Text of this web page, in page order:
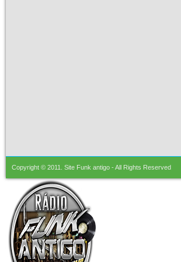
Copyright © 2011. Site Funk antigo - All Rights Reserved